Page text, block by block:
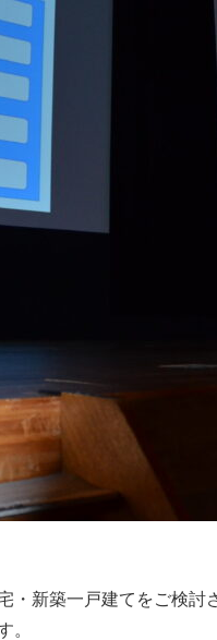
・新築一戸建てをご検
。